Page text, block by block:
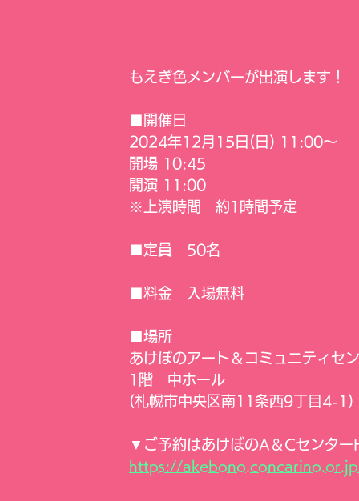
もえぎ色メンバーが出演します！
■開催日
2024年12月15日(日) 11:00～
開場 10:45
開演 11:00
※上演時間　約1時間予定
■定員　50名
■料金　入場無料
■場所
あけぼのアート＆コミュニティセ
1階　中ホール
(札幌市中央区南11条西9丁目4-1)
▼ご予約はあけぼのA＆Cセンター
https://